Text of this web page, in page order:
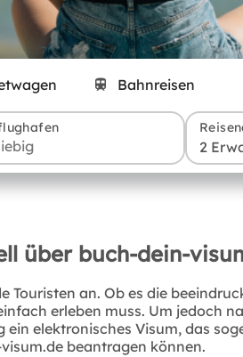
Bahnreisen
2
über buch-dein-
Touristen an. Ob es die
erleben muss. Um jedoch
elektronisches Visum, das
beantragen können.